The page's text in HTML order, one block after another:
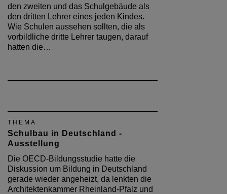
den zweiten und das Schulgebäude als
den dritten Lehrer eines jeden Kindes.
Wie Schulen aussehen sollten, die als
vorbildliche dritte Lehrer taugen, darauf
hatten die…
THEMA
Schulbau in Deutschland -
Ausstellung
Die OECD-Bildungsstudie hatte die
Diskussion um Bildung in Deutschland
gerade wieder angeheizt, da lenkten die
Architektenkammer Rheinland-Pfalz und